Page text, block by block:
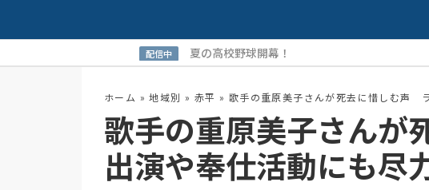
夏の高校野球開幕！
ホーム »地域別 » 赤平 » 歌手の重原美子さんが死去に惜しむ声
歌手の重原美子さん
出演や奉仕活動にも尽